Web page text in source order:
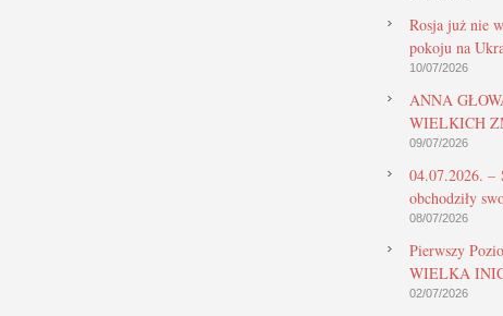
Rosja już nie
pokoju na
10/07/2026
ANNA
WIELKICH
09/07/2026
04.07.2026. –
obchodziły
08/07/2026
Pierwszy
WIELKA
02/07/2026